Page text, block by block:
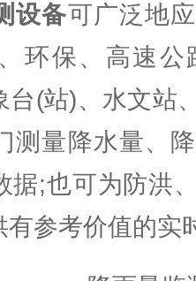
设备可广泛地
环保、高速
台(站)、水文站
测量降水量、
据;也可为防洪
有参考价值的实